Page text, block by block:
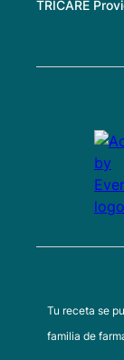
TRICARE
Tu receta se
familia de